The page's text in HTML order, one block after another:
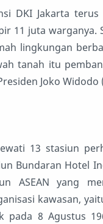
DKI Jakarta
11 juta warganya.
lingkungan
tanah itu
Joko Widodo
13 stasiun
Bundaran Hotel
ASEAN yang
kawasan,
pada 8 Agustus